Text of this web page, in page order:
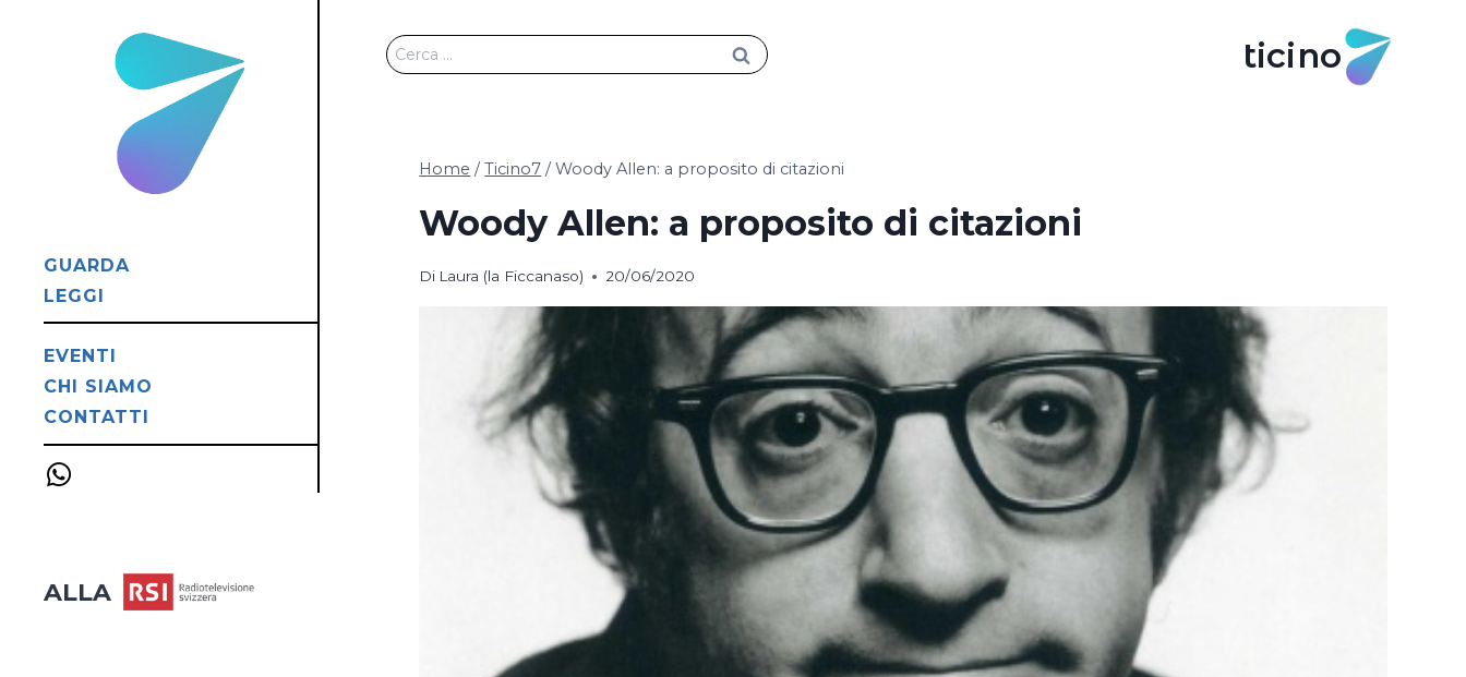
Ricerca
per:
ticino
Home / Ticino7 / Woody Allen: a proposito di citazioni
Woody Allen: a proposito di citazioni
Di Laura (la Ficcanaso) 20/06/2020
GUARDA
LEGGI
EVENTI
CHI SIAMO
CONTATTI
ALLA